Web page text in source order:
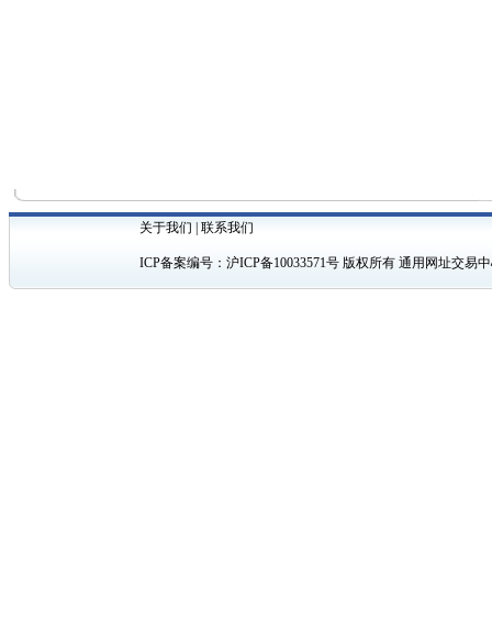
关于我们 |联系我们
ICP备案编号：沪ICP备10033571号 版权所有 通用网址交易